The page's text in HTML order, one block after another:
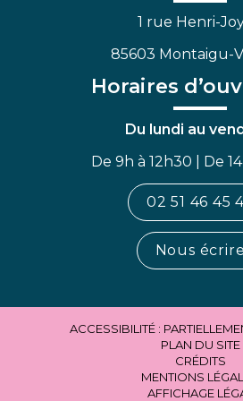
1 rue Henri-
85603 Montaigu-
Horaires
Du lundi au
De 9h à 12h30 | De
02 51 46 45
Nous écrire
ACCESSIBILITÉ :
PLAN DU SITE
CRÉDITS
MENTIONS
AFFICHAGE